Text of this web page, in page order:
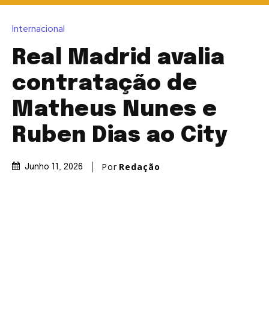
Internacional
Real Madrid avalia
contratação de
Matheus Nunes e
Ruben Dias ao City
Junho 11, 2026 Por Redação